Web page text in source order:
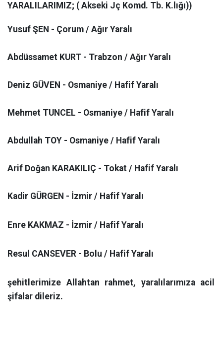
YARALILARIMIZ; ( Akseki Jç Komd. Tb. K.lığı))
Yusuf ŞEN - Çorum / Ağır Yaralı
Abdüssamet KURT - Trabzon / Ağır Yaralı
Deniz GÜVEN - Osmaniye / Hafif Yaralı
Mehmet TUNCEL - Osmaniye / Hafif Yaralı
Abdullah TOY - Osmaniye / Hafif Yaralı
Arif Doğan KARAKILIÇ - Tokat / Hafif Yaralı
Kadir GÜRGEN - İzmir / Hafif Yaralı
Enre KAKMAZ - İzmir / Hafif Yaralı
Resul CANSEVER - Bolu / Hafif Yaralı
şehitlerimize Allahtan rahmet, yaralılarımıza acil
şifalar dileriz.